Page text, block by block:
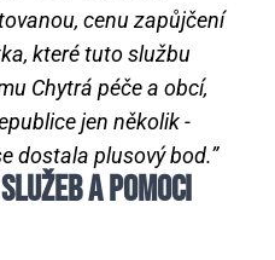
cenu zapůjčení
které tuto službu
Chytrá péče a obcí,
jen několik -
dostala plusový bod.”
A POMOCI